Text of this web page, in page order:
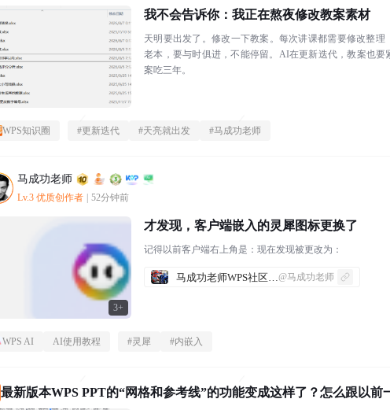
我不会告诉你：我正在熬夜修改教案素材
天明要出发了。修改一下教案。每次讲课都需要修改整理
老本，要与时俱进，不能停留。AI在更新迭代，教案也要
案吃三年。
WPS知识圈 #更新迭代 #天亮就出发 #马成功老师
马成功老师
Lv.3 优质创作者 52分钟前
3+
才发现，客户端嵌入的灵犀图标更换了
记得以前客户端右上角是：现在发现被更改为：
@马成功老师
WPS AI AI使用教程 #灵犀 #内嵌入
最新版本WPS PPT的“网格和参考线”的功能变成这样了？怎么跟以前